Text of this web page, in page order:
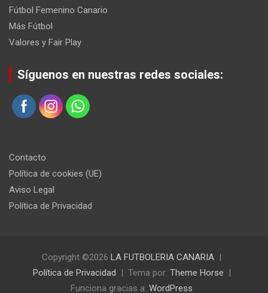
Fútbol Femenino Canario
Más Fútbol
Valores y Fair Play
Síguenos en nuestras redes sociales:
Contacto
Política de cookies (UE)
Aviso Legal
Política de Privacidad
Copyright ©2026 LA FUTBOLERIA CANARIA
Política de Privacidad
Tema por: Theme Horse
Funciona gracias a: WordPress